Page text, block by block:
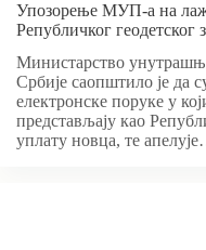
Упозорење МУП-а на
Републичког геодетског
Министарство
Србије саопштило је да
електронске поруке у
представљају као
уплату новца, те